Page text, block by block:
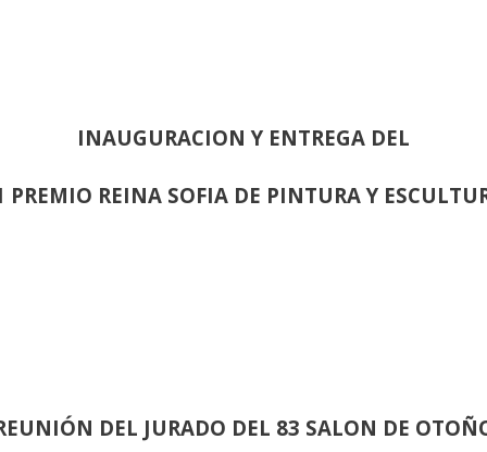
INAUGURACION Y ENTREGA DEL
PREMIO REINA SOFIA DE PINTURA Y
DEL JURADO DEL 83 SALON DE